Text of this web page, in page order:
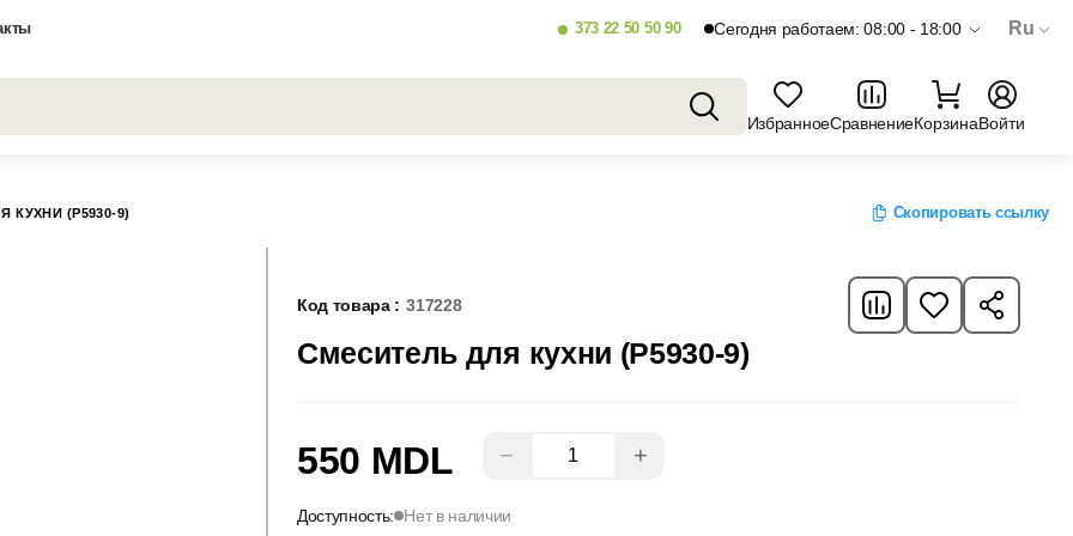
373 22 50 50 90 Сегодня работаем: 08:00 - 18:00 Ru
ИзбранноеСравнениеКорзинаВойти
КУХНИ (P5930-9) Скопировать ссылку
Код товара : 317228
Смеситель для кухни (P5930-9)
550 MDL − +
Доступность: Нет в наличии